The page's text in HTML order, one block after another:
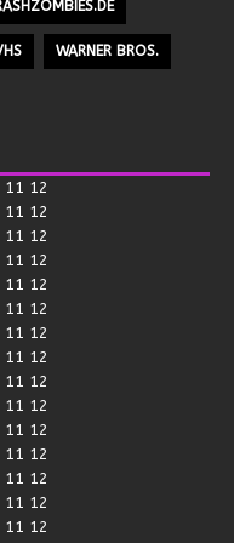
WARNER BROS.
11 12
11 12
11 12
11 12
11 12
11 12
11 12
11 12
11 12
11 12
11 12
11 12
11 12
11 12
11 12